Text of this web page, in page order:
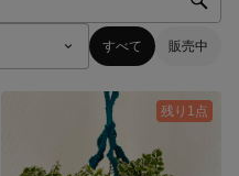
すべて 販売中
残り1点